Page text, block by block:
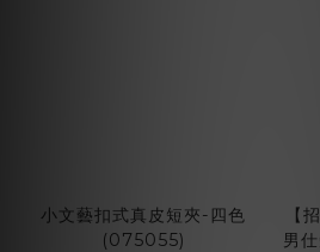
小文藝扣式真皮短夾-四色
(075055)
【
男